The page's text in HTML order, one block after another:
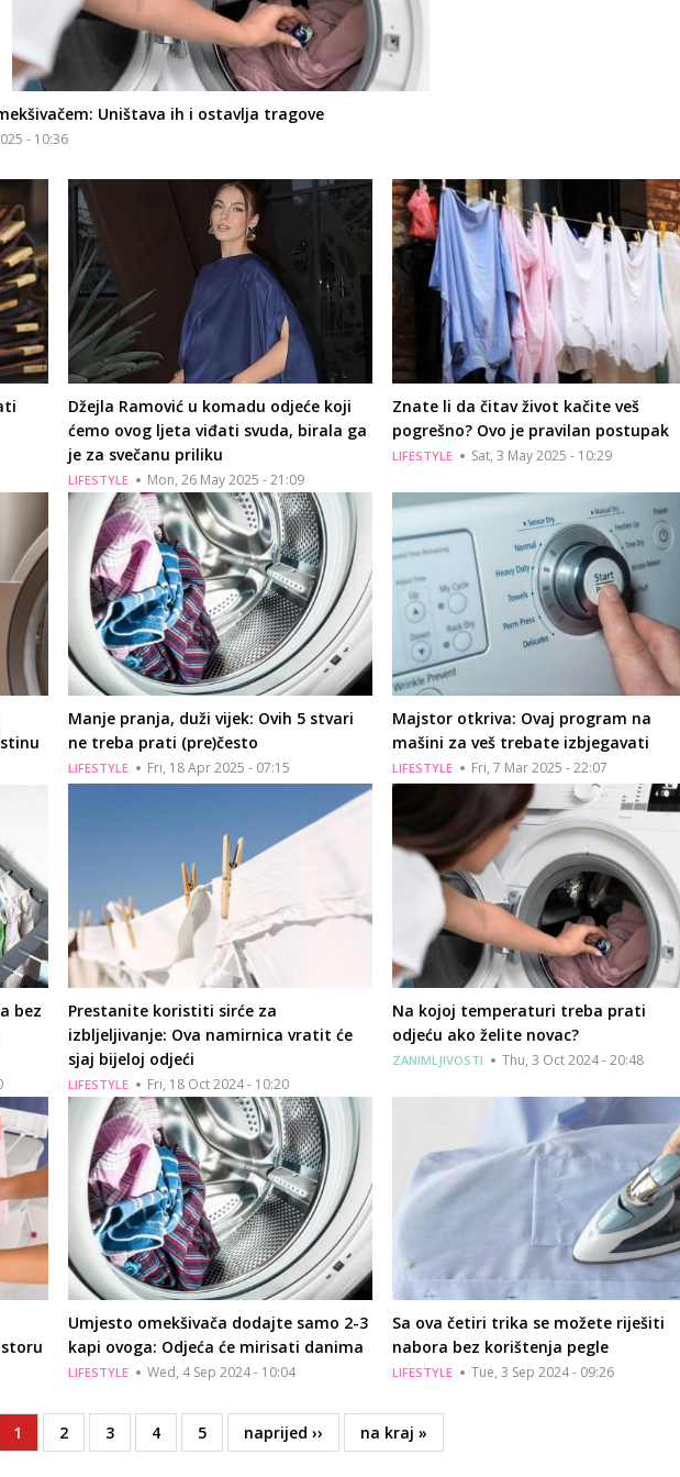
Uništava ih i ostavlja tragove
- 10:36
Džejla Ramović u komadu odjeće koji
ćemo ovog ljeta viđati svuda, birala ga
je za svečanu priliku
LIFESTYLE Mon, 26 May 2025 - 21:09
Znate li da čitav život kačite veš
pogrešno? Ovo je pravilan postupak
LIFESTYLE Sat, 3 May 2025 - 10:29
Manje pranja, duži vijek: Ovih 5 stvari
ne treba prati (pre)često
LIFESTYLE Fri, 18 Apr 2025 - 07:15
Majstor otkriva: Ovaj program na
mašini za veš trebate izbjegavati
LIFESTYLE Fri, 7 Mar 2025 - 22:07
bez
Prestanite koristiti sirće za
izbljeljivanje: Ova namirnica vratit će
sjaj bijeloj odjeći
LIFESTYLE Fri, 18 Oct 2024 - 10:20
Na kojoj temperaturi treba prati
odjeću ako želite novac?
ZANIMLJIVOSTI Thu, 3 Oct 2024 - 20:48
Umjesto omekšivača dodajte samo 2-3
kapi ovoga: Odjeća će mirisati danima
LIFESTYLE Wed, 4 Sep 2024 - 10:04
Sa ova četiri trika se možete riješiti
nabora bez korištenja pegle
LIFESTYLE Tue, 3 Sep 2024 - 09:26
Current
page
1 Page
2 Page
3 Page
4 Page
5
Next
page
naprijed ››
Last
page
na kraj »